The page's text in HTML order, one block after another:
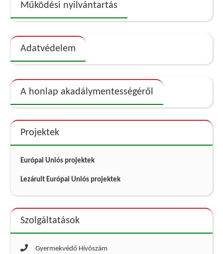
Működési nyilvántartás
Adatvédelem
A honlap akadálymentességéről
Projektek
Európai Uniós projektek
Lezárult Európai Uniós projektek
Szolgáltatások
Gyermekvédő Hívószám